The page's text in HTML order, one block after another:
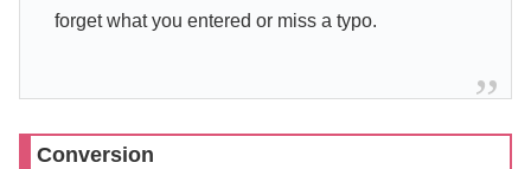
forget what you entered or miss a typo.
Conversion